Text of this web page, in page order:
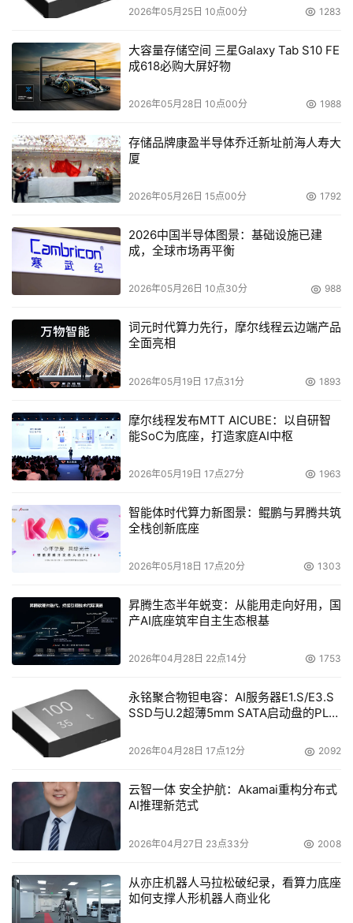
2023年初的5万亿次猛增到了2024年12月超过11万亿次。
在DDoS攻击当中Akamai发现，AI技术被广泛地使用，并
且推动了这些增长。
区解决
术经理
马俊
很大一部分原因是由于企业使用新兴AI服务以及新业务所带
来的攻击面增加。以备受关注的AI应用为例，许多AI应用都
是通过API来实现功能的，这些API接口也成了攻击者的新目
报告还介绍了企业在API安全方面面临的突出风险。第一大
类是API滥用，API被过度调用、绕过正常使用限制。第二大
类是API测试频率显著下降，第三大类是缺乏事前测试，这
都会埋下很多安全隐患。
第四大类问题是僵尸API与影子API，这类API很容易成为攻
2026年05月25日 10点00分 1283
大容量存储空间 三星Galaxy Tab S10 FE
成618必购大屏好物
2026年05月28日 10点00分 1988
存储品牌康盈半导体乔迁新址前海人寿大
厦
2026年05月26日 15点00分 1792
2026中国半导体图景：基础设施已建
成，全球市场再平衡
2026年05月26日 10点30分 988
词元时代算力先行，摩尔线程云边端产品
全面亮相
2026年05月19日 17点31分 1893
摩尔线程发布MTT AICUBE：以自研智
能SoC为底座，打造家庭AI中枢
2026年05月19日 17点27分 1963
智能体时代算力新图景：鲲鹏与昇腾共筑
全栈创新底座
2026年05月18日 17点20分 1303
昇腾生态半年蜕变：从能用走向好用，国
产AI底座筑牢自主生态根基
2026年04月28日 22点14分 1753
永铭聚合物钽电容：AI服务器E1.S/E3.S
SSD与U.2超薄5mm SATA启动盘的PLP
2026年04月28日 17点12分 2092
云智一体 安全护航：Akamai重构分布式
AI推理新范式
2026年04月27日 23点33分 2008
从亦庄机器人马拉松破纪录，看算力底座
如何支撑人形机器人商业化